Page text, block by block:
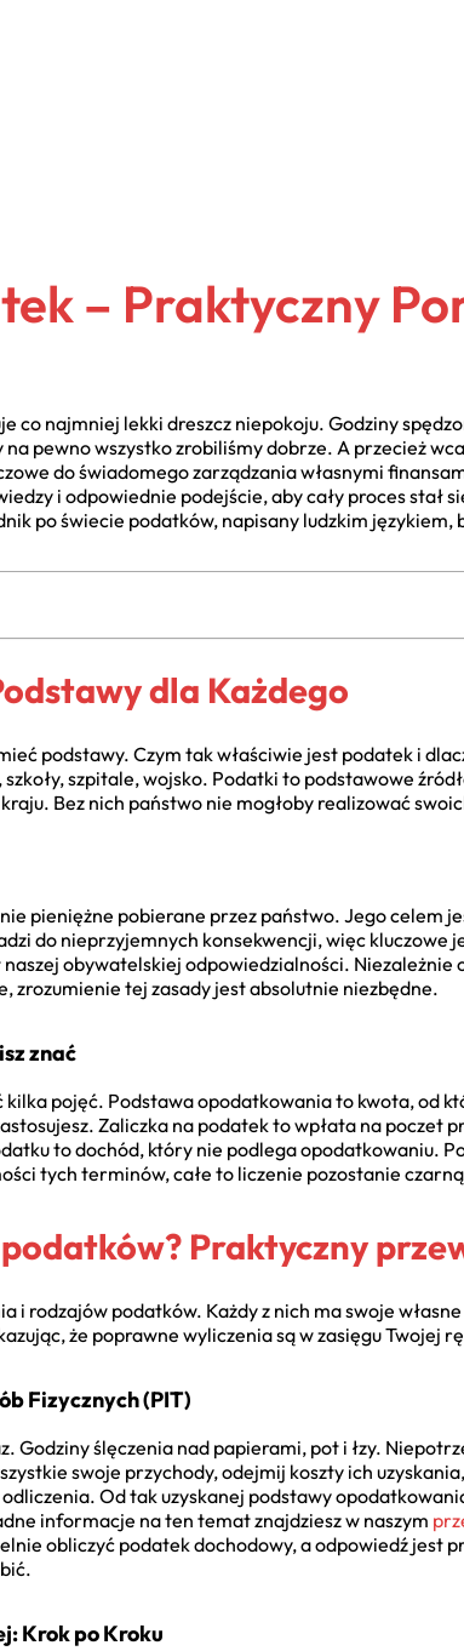
– Praktyczny
co najmniej lekki dreszcz niepokoju. Godziny
pewno wszystko zrobiliśmy dobrze. A przecież
do świadomego zarządzania własnymi
i odpowiednie podejście, aby cały proces stał
po świecie podatków, napisany ludzkim językiem,
dla Każdego
podstawy. Czym tak właściwie jest podatek i
szpitale, wojsko. Podatki to podstawowe
Bez nich państwo nie mogłoby realizować
pieniężne pobierane przez państwo. Jego celem
do nieprzyjemnych konsekwencji, więc kluczowe
obywatelskiej odpowiedzialności. Niezależnie
zrozumienie tej zasady jest absolutnie niezbędne.
znać
kilka pojęć. Podstawa opodatkowania to kwota, od
Zaliczka na podatek to wpłata na poczet
to dochód, który nie podlega opodatkowaniu.
tych terminów, całe to liczenie pozostanie
Praktyczny
rodzajów podatków. Każdy z nich ma swoje
że poprawne wyliczenia są w zasięgu Twojej
Fizycznych (PIT)
Godziny ślęczenia nad papierami, pot i łzy.
swoje przychody, odejmij koszty ich
Od tak uzyskanej podstawy
informacje na ten temat znajdziesz w naszym
obliczyć podatek dochodowy, a odpowiedź jest
Krok po Kroku